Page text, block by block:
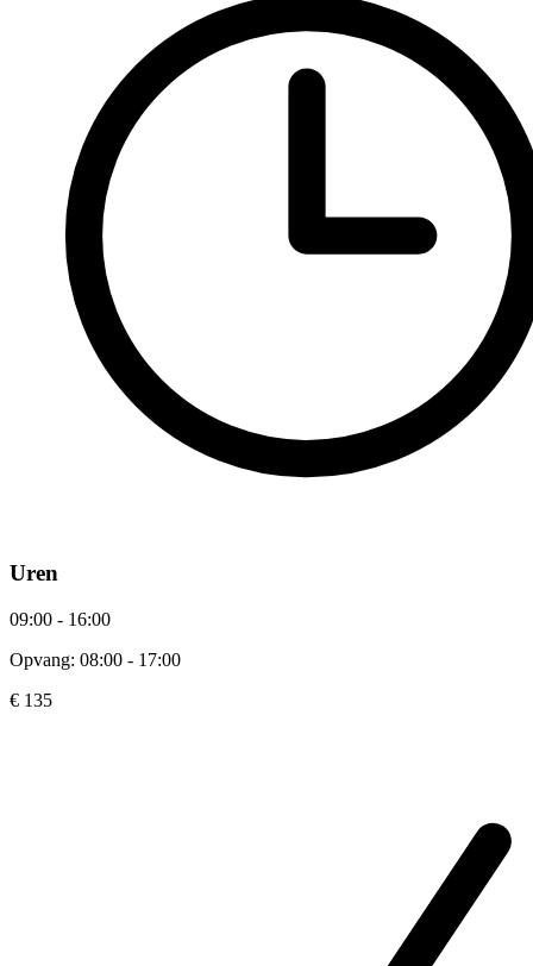
Uren
09:00 - 16:00
Opvang: 08:00 - 17:00
€ 135